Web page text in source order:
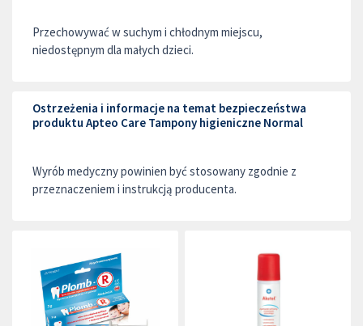
Przechowywać w suchym i chłodnym miejscu,
niedostępnym dla małych dzieci.
Ostrzeżenia i informacje na temat bezpieczeństwa
produktu Apteo Care Tampony higieniczne Normal
Wyrób medyczny powinien być stosowany zgodnie z
przeznaczeniem i instrukcją producenta.